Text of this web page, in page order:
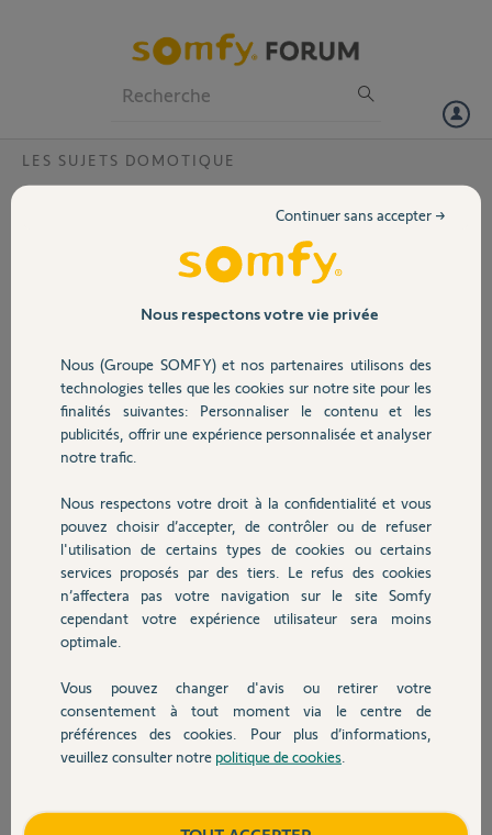
Volet
Sécurité
Domotique
Chauffage
Autres produits
Devis avec un pro
Contact
LES SUJETS DOMOTIQUE
Scénarios non récupérés par Alexa
J'ai deux installations distinctes Tahoma switch / Alexa / volets
contrairement à l'autre.
La seule différence concerne le type d'équipements. Tous les
matériels sont à jour logiciellement.
Configuration 1 :
Configuration 2 :
Volets solaire S&SO RS100 IO -> seuls les volets individuellement
sont détectés, aucun scène n'est détectée. Aucune action n'est
possible sur un scénario de fait.
Cédric
il y a plus d'un an
Participer au fil de discussion
Nous respectons votre vie privée
Nous (Groupe SOMFY) et nos partenaires utilisons des
technologies telles que les cookies sur notre site pour les
finalités suivantes: Personnaliser le contenu et les
publicités, offrir une expérience personnalisée et analyser
notre trafic.
Nous respectons votre droit à la confidentialité et vous
pouvez choisir d’accepter, de contrôler ou de refuser
l'utilisation de certains types de cookies ou certains
services proposés par des tiers. Le refus des cookies
n’affectera pas votre navigation sur le site Somfy
cependant votre expérience utilisateur sera moins
optimale.
Vous pouvez changer d'avis ou retirer votre
consentement à tout moment via le centre de
préférences des cookies. Pour plus d’informations,
veuillez consulter notre politique de cookies
Continuer sans accepter →